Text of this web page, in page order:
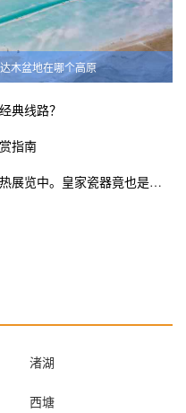
木盆地在哪个高原
典线路？
指南
《园说——北京古典名园文物展》火热展览中。皇家瓷器竟也是少女粉ins风？错过这次展览遗憾终生
渚湖
西塘